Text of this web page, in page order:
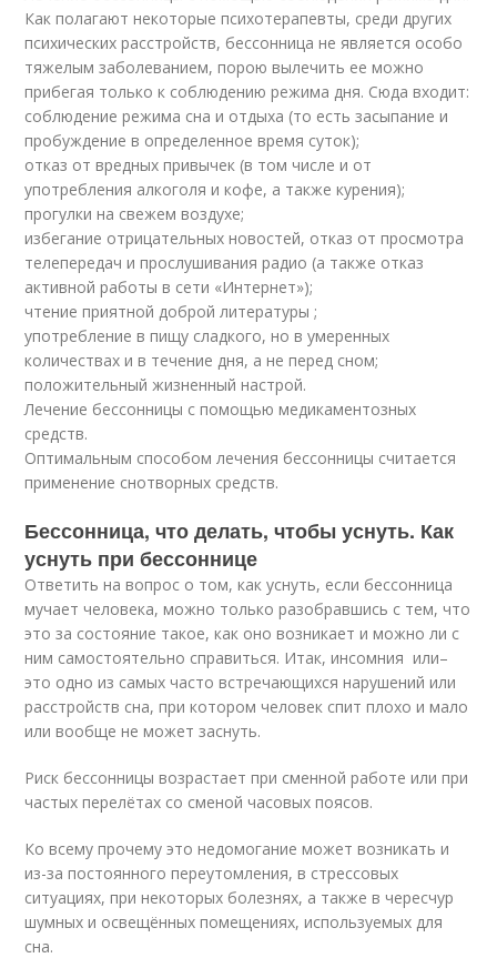
Как полагают некоторые психотерапевты, среди других
психических расстройств, бессонница не является особо
тяжелым заболеванием, порою вылечить ее можно
прибегая только к соблюдению режима дня. Сюда входит:
соблюдение режима сна и отдыха (то есть засыпание и
пробуждение в определенное время суток);
отказ от вредных привычек (в том числе и от
употребления алкоголя и кофе, а также курения);
прогулки на свежем воздухе;
избегание отрицательных новостей, отказ от просмотра
телепередач и прослушивания радио (а также отказ
активной работы в сети «Интернет»);
чтение приятной доброй литературы ;
употребление в пищу сладкого, но в умеренных
количествах и в течение дня, а не перед сном;
положительный жизненный настрой.
Лечение бессонницы с помощью медикаментозных
средств.
Оптимальным способом лечения бессонницы считается
применение снотворных средств.
Бессонница, что делать, чтобы уснуть. Как
уснуть при бессоннице
Ответить на вопрос о том, как уснуть, если бессонница
мучает человека, можно только разобравшись с тем, что
это за состояние такое, как оно возникает и можно ли с
ним самостоятельно справиться. Итак, инсомния или–
это одно из самых часто встречающихся нарушений или
расстройств сна, при котором человек спит плохо и мало
или вообще не может заснуть.
Риск бессонницы возрастает при сменной работе или при
частых перелётах со сменой часовых поясов.
Ко всему прочему это недомогание может возникать и
из-за постоянного переутомления, в стрессовых
ситуациях, при некоторых болезнях, а также в чересчур
шумных и освещённых помещениях, используемых для
сна.